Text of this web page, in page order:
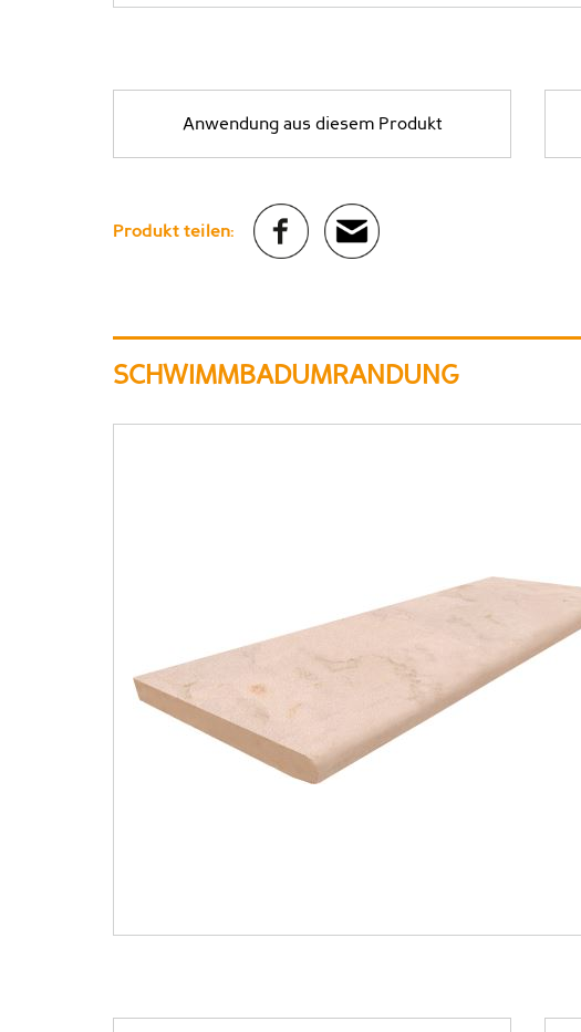
Anwendung aus diesem Produkt
Produkt teilen:
SCHWIMMBADUMRANDUNG